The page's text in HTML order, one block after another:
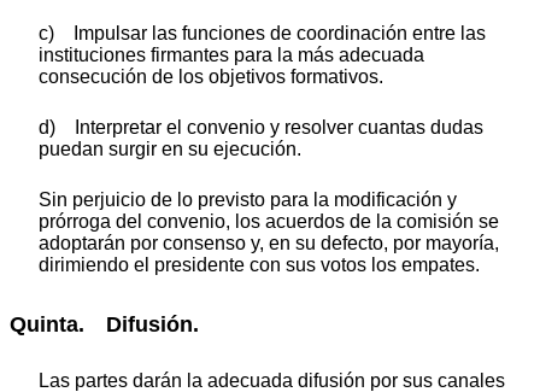
c) Impulsar las funciones de coordinación entre las
instituciones firmantes para la más adecuada
consecución de los objetivos formativos.
d) Interpretar el convenio y resolver cuantas dudas
puedan surgir en su ejecución.
Sin perjuicio de lo previsto para la modificación y
prórroga del convenio, los acuerdos de la comisión se
adoptarán por consenso y, en su defecto, por mayoría,
dirimiendo el presidente con sus votos los empates.
Quinta. Difusión.
Las partes darán la adecuada difusión por sus canales